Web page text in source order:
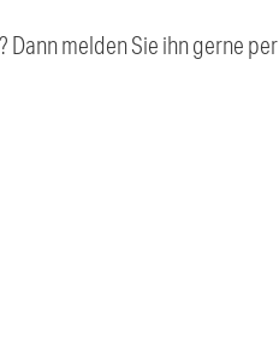
Dann melden Sie ihn gerne per